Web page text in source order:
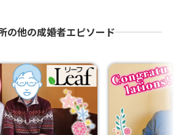
の他の成婚者エピソード